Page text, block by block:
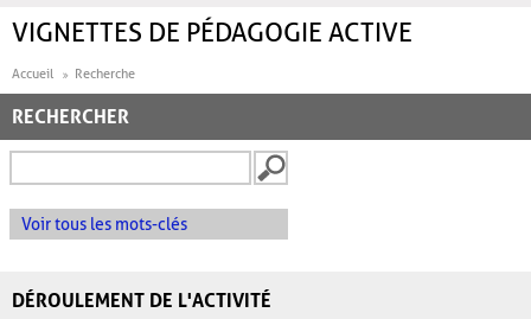
VIGNETTES DE PÉDAGOGIE ACTIVE
Accueil Recherche
RECHERCHER
Voir tous les mots-clés
DÉROULEMENT DE L'ACTIVITÉ